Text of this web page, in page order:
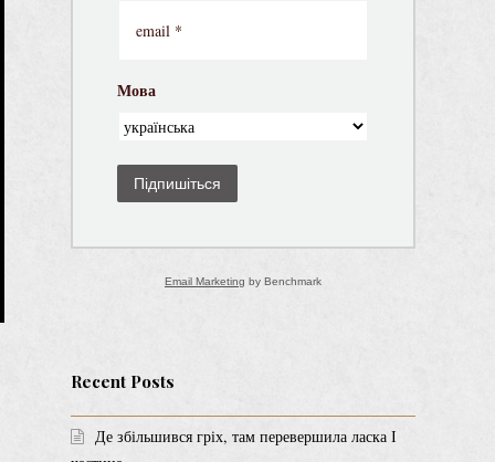
Мова
Підпишіться
Email Marketing by Benchmark
Recent Posts
Де збільшився гріх, там перевершила ласка І